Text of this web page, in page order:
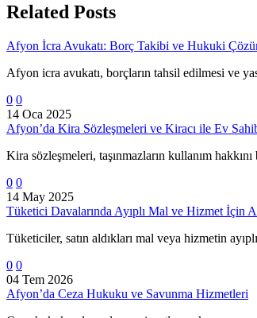
Related Posts
Afyon İcra Avukatı: Borç Takibi ve Hukuki
Afyon icra avukatı, borçların tahsil edilmesi ve
0 0
14 Oca 2025
Afyon’da Kira Sözleşmeleri ve Kiracı ile Ev
Kira sözleşmeleri, taşınmazların kullanım
0 0
14 May 2025
Tüketici Davalarında Ayıplı Mal ve Hizmet İçin
Tüketiciler, satın aldıkları mal veya hizmetin
0 0
04 Tem 2026
Afyon’da Ceza Hukuku ve Savunma Hizmetleri